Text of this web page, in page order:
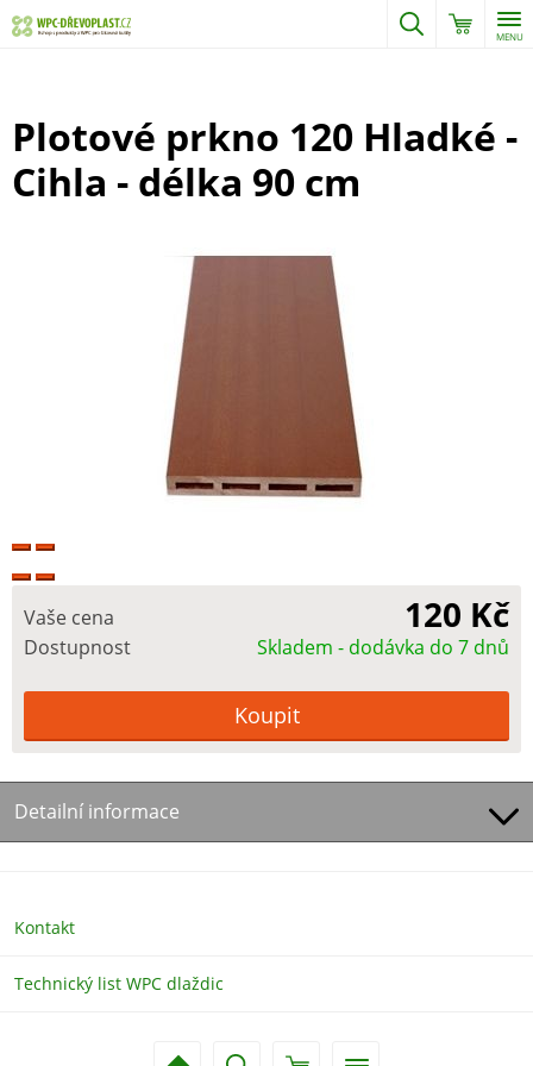
MENU
Plotové prkno 120 Hladké -
Cihla - délka 90 cm
Vaše cena 120 Kč
Dostupnost Skladem - dodávka do 7 dnů
Detailní informace
Kontakt
Technický list WPC dlaždic